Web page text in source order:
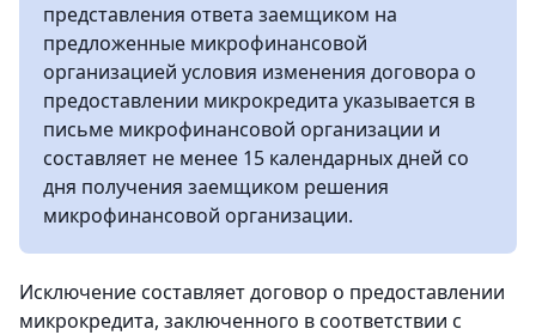
представления ответа заемщиком на
предложенные микрофинансовой
организацией условия изменения договора о
предоставлении микрокредита указывается в
письме микрофинансовой организации и
составляет не менее 15 календарных дней со
дня получения заемщиком решения
микрофинансовой организации.
Исключение составляет договор о предоставлении
микрокредита, заключенного в соответствии с